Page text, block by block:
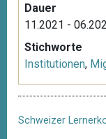
Dauer
11.2021 -
Stichworte
Institutionen,
Schweizer